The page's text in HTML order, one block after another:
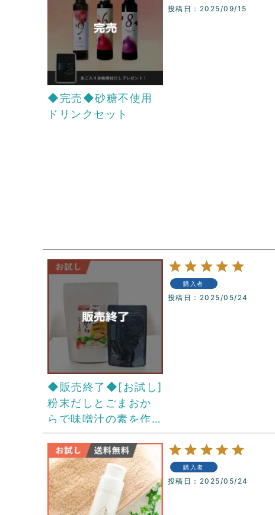
◆完売◆砂糖不使用
ドリンクセット
投稿日 2025/09/15
◆販売終了◆[お試し]
粉末だしとごまおか
らで味噌汁の素を作
るセット
購入者
投稿日 2025/05/24
購入者
投稿日 2025/05/24